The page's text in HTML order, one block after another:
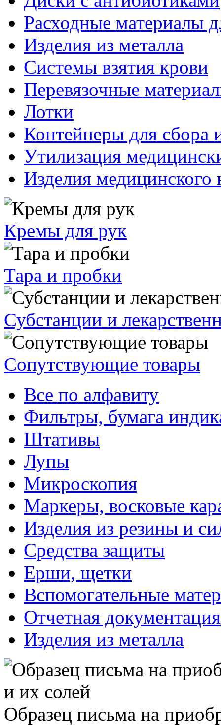
Расходные материалы
Изделия из металла
Системы взятия крови
Перевязочные
Лотки
Контейнеры для сбора
Утилизация
Изделия медицинского
Кремы для рук
Тара и пробки
Субстанции и
Сопутствующие товары
Все по алфавиту
Фильтры, бумага
Штативы
Лупы
Микроскопия
Маркеры, восковые
Изделия из резины и
Средства защиты
Ерши, щетки
Вспомогательные
Отчетная документация
Изделия из металла
Образец письма на